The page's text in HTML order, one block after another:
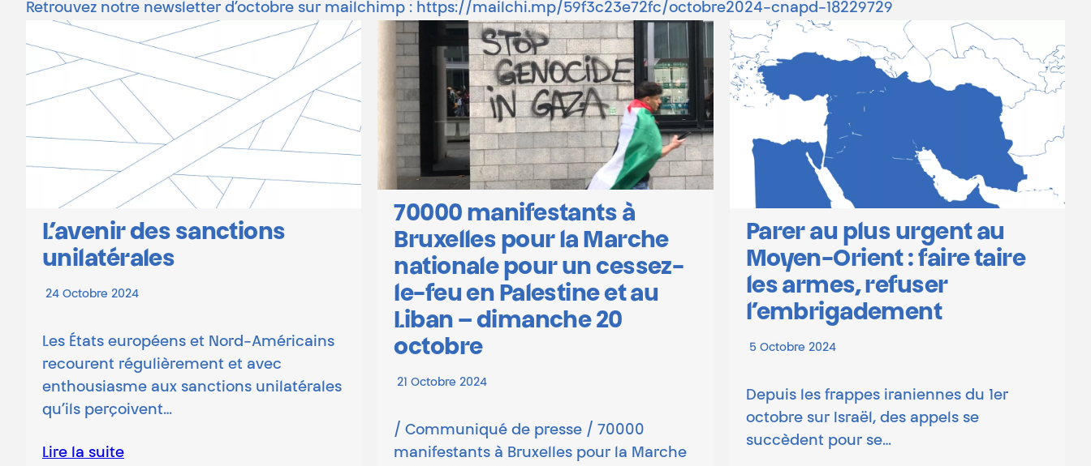
Retrouvez notre newsletter d’octobre sur mailchimp : https://mailchi.mp/59f3c23e72fc/octobre2024-cnapd-18229729
L’avenir des sanctions
unilatérales
24 Octobre 2024
Les États européens et Nord-Américains
recourent régulièrement et avec
enthousiasme aux sanctions unilatérales
qu’ils perçoivent…
Lire la suite
70000 manifestants à
Bruxelles pour la Marche
nationale pour un cessez-
le-feu en Palestine et au
Liban – dimanche 20
octobre
21 Octobre 2024
/ Communiqué de presse / 70000
manifestants à Bruxelles pour la Marche
Parer au plus urgent au
Moyen-Orient : faire taire
les armes, refuser
l’embrigadement
5 Octobre 2024
Depuis les frappes iraniennes du 1er
octobre sur Israël, des appels se
succèdent pour se…